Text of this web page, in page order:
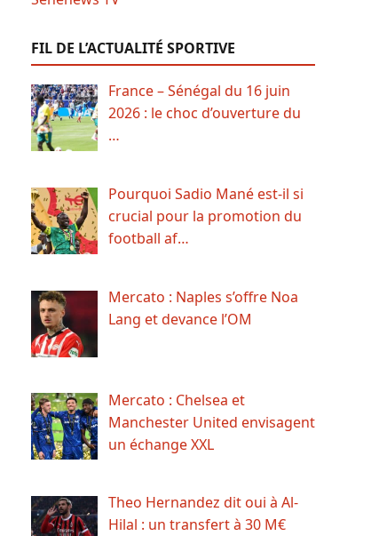
FIL DE L’ACTUALITÉ SPORTIVE
France – Sénégal du 16 juin
2026 : le choc d’ouverture du
…
Pourquoi Sadio Mané est-il si
crucial pour la promotion du
football af…
Mercato : Naples s’offre Noa
Lang et devance l’OM
Mercato : Chelsea et
Manchester United envisagent
un échange XXL
Theo Hernandez dit oui à Al-
Hilal : un transfert à 30 M€